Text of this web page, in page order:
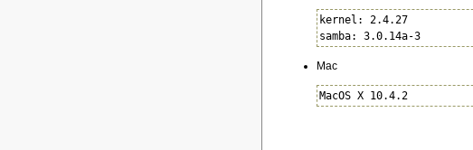
kernel: 2.4.27
samba: 3.0.14a-3
Mac
MacOS X 10.4.2